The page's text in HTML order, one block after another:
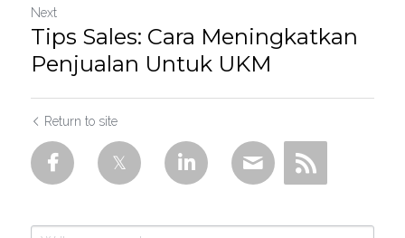
Next
Tips Sales: Cara Meningkatkan
Penjualan Untuk UKM
Return to site